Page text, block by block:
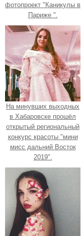
фотопроект "Каникулы в
Париже ".
На минувших выходных
в Хабаровске прошёл
открытый региональный
конкурс красоты "мини
мисс дальний Восток
2019".